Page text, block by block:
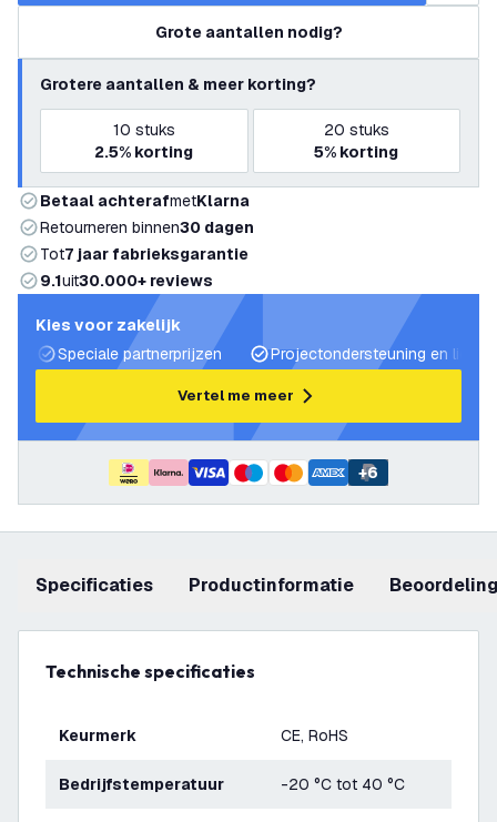
Grote aantallen nodig?
Grotere aantallen & meer korting?
10 stuks
2.5% korting
20 stuks
5% korting
Betaal achterafmetKlarna
Retourneren binnen30 dagen
Tot7 jaar fabrieksgarantie
9.1uit30.000+ reviews
Kies voor zakelijk
Speciale partnerprijzen
Projectondersteuning en
Vertel me meer
+6
Specificaties productinformatie
Technische specificaties
Keurmerk CE, RoHS
Bedrijfstemperatuur -20 °C tot 40 °C